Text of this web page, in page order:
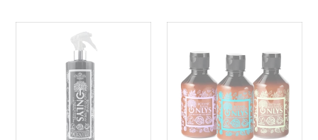
Vegano
Home
Care
Kit